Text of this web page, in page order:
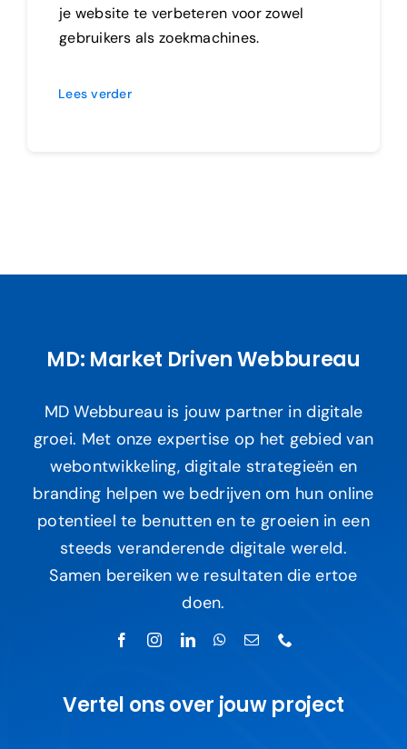
je website te verbeteren voor zowel
gebruikers als zoekmachines.
Lees verder
MD: Market Driven Webbureau
MD Webbureau is jouw partner in digitale
groei. Met onze expertise op het gebied van
webontwikkeling, digitale strategieën en
branding helpen we bedrijven om hun online
potentieel te benutten en te groeien in een
steeds veranderende digitale wereld.
Samen bereiken we resultaten die ertoe
doen.
Vertel ons over jouw project